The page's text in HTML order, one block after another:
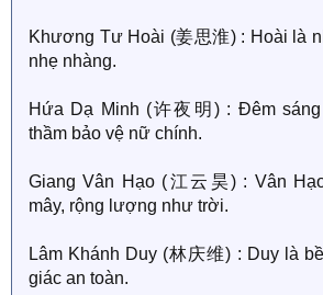
Khương Tư Hoài (姜思淮) : Hoài là
nhẹ nhàng.
Hứa Dạ Minh (许夜明) : Đêm
thầm bảo vệ nữ chính.
Giang Vân Hạo (江云昊) : Vân
mây, rộng lượng như trời.
Lâm Khánh Duy (林庆维) : Duy là
giác an toàn.